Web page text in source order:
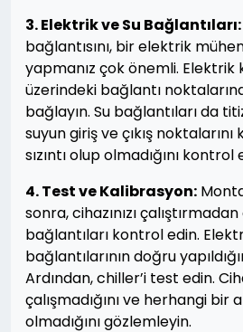
3. Elektrik ve Su Bağlantıları:
bağlantısını, bir elektrik
yapmanız çok önemli. Elektrik
üzerindeki bağlantı
bağlayın. Su bağlantıları da
suyun giriş ve çıkış
sızıntı olup olmadığını kontrol
4. Test ve Kalibrasyon:
sonra, cihazınızı
bağlantıları kontrol edin.
bağlantılarının doğru
Ardından, chiller’i test edin.
çalışmadığını ve herhangi bir
olmadığını gözlemleyin.